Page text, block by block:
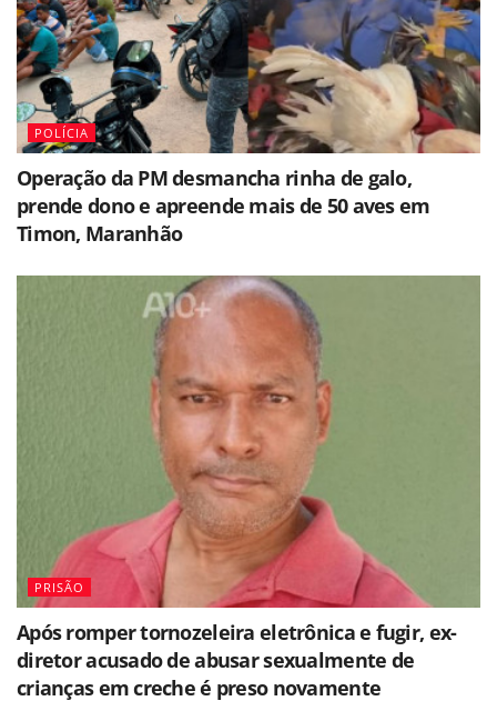
POLÍCIA
Operação da PM desmancha rinha de galo,
prende dono e apreende mais de 50 aves em
Timon, Maranhão
PRISÃO
Após romper tornozeleira eletrônica e fugir, ex-
diretor acusado de abusar sexualmente de
crianças em creche é preso novamente